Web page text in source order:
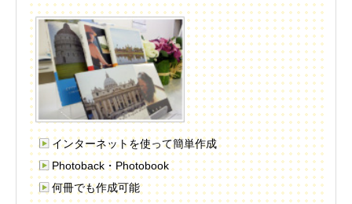
インターネットを使って簡単作成
Photoback・Photobook
何冊でも作成可能